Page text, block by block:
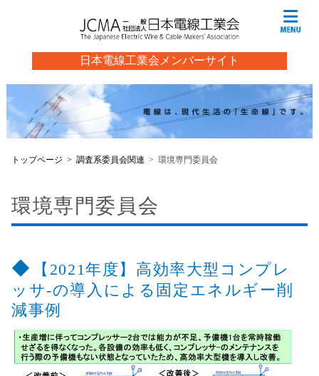
日本電線工業会メンバーサイト
トップページ 調査系委員会関連 環境専門委員会
環境専門委員会
【2021年度】高効率大型コンプレ
ッサ-の導入による固定エネルギー削
減事例